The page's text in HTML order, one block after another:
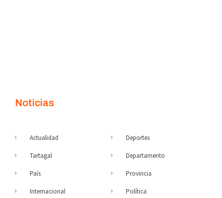
Noticias
Actualidad
Tartagal
País
Internacional
Deportes
Departamento
Provincia
Política